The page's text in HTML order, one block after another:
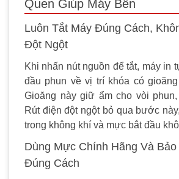
Quen Giúp Máy Bền
Luôn Tắt Máy Đúng Cách,
Đột Ngột
Khi nhấn nút nguồn để tắt, máy in
đầu phun về vị trí khóa có
Gioăng này giữ ẩm cho vòi
Rút điện đột ngột bỏ qua bước
trong không khí và mực bắt đầu
Dùng Mực Chính Hãng Và
Đúng Cách